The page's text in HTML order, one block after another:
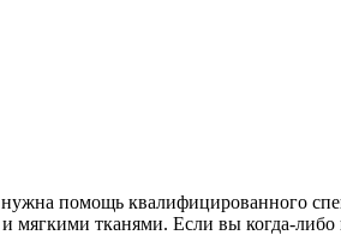
помощь квалифицированного
мягкими тканями. Если вы когда-